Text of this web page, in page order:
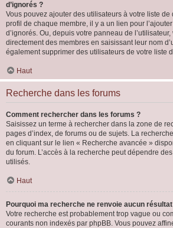
d’ignorés ?
Vous pouvez ajouter des utilisateurs à votre liste de
profil de chaque membre, il y a un lien pour
d’ignorés. Ou, depuis votre panneau de
directement des membres en saisissant leur nom
également supprimer des utilisateurs de votre liste
Haut
Recherche dans les forums
Comment rechercher dans les forums ?
Saisissez un terme à rechercher dans la zone de
pages d’index, de forums ou de sujets. La
en cliquant sur le lien « Recherche avancée »
du forum. L’accès à la recherche peut dépendre
utilisés.
Haut
Pourquoi ma recherche ne renvoie aucun
Votre recherche est probablement trop vague ou
courants non indexés par phpBB. Vous pouvez